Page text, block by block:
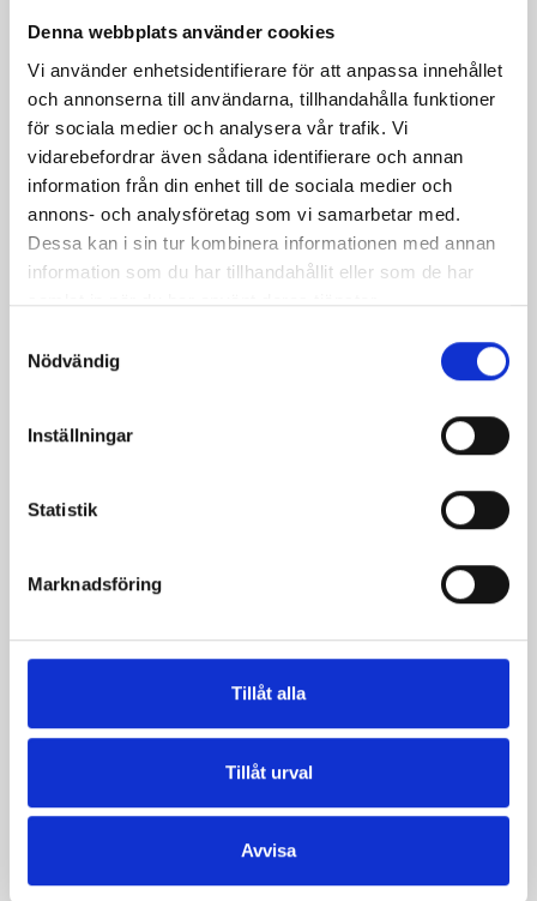
Denna webbplats använder cookies
Vi använder enhetsidentifierare för att anpassa innehållet
och annonserna till användarna, tillhandahålla funktioner
för sociala medier och analysera vår trafik. Vi
vidarebefordrar även sådana identifierare och annan
information från din enhet till de sociala medier och
annons- och analysföretag som vi samarbetar med.
Dessa kan i sin tur kombinera informationen med annan
information som du har tillhandahållit eller som de har
samlat in när du har använt deras tjänster.
Nödvändig
Inställningar
Statistik
Marknadsföring
Tillåt alla
Tillåt urval
Avvisa
Mellanmjölk
1,5% laktosfri 3dl
Jordgubbsfil 2,7%
1000g